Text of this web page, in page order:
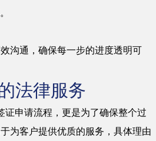
沟通，确保每一步的进度透明可
法律服务
申请流程，更是为了确保整个过
为客户提供优质的服务，具体理由